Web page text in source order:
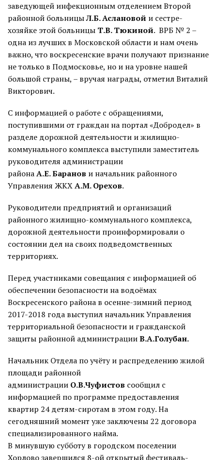
заведующей инфекционным отделением Второй
районной больницыЛ.Б. Аслановой и сестре-
хозяйке этой больницы Т.В. Тюкиной. ВРБ № 2 –
одна из лучших в Московской области и нам очень
важно, что воскресенские врачи получают признание
не только в Подмосковье, но и на уровне нашей
большой страны, – вручая награды, отметил Виталий
Викторович.
С информацией о работе с обращениями,
поступившими от граждан на портал «Добродел» в
разделе дорожной деятельности и жилищно-
коммунального комплекса выступили заместитель
руководителя администрации
районаА.Е.Баранов и начальник районного
Управления ЖКХА.М.Орехов.
Руководители предприятий и организаций
районного жилищно-коммунального комплекса,
дорожной деятельности проинформировали о
состоянии дел на своих подведомственных
территориях.
Перед участниками совещания с информацией об
обеспечении безопасности на водоёмах
Воскресенского района в осенне-зимний период
2017-2018 года выступил начальник Управления
территориальной безопасности и гражданской
защиты районной администрацииВ.А.Голубан.
Начальник Отдела по учёту и распределению жилой
площади районной
администрации О.В.Чуфистов сообщил с
информацией по программе предоставления
квартир 24 детям-сиротам в этом году. На
сегодняшний момент уже заключены 22 договора
специализированного найма.
В минувшую субботу в городском поселении
Хорлово завершился 8-ой открытый фестиваль-